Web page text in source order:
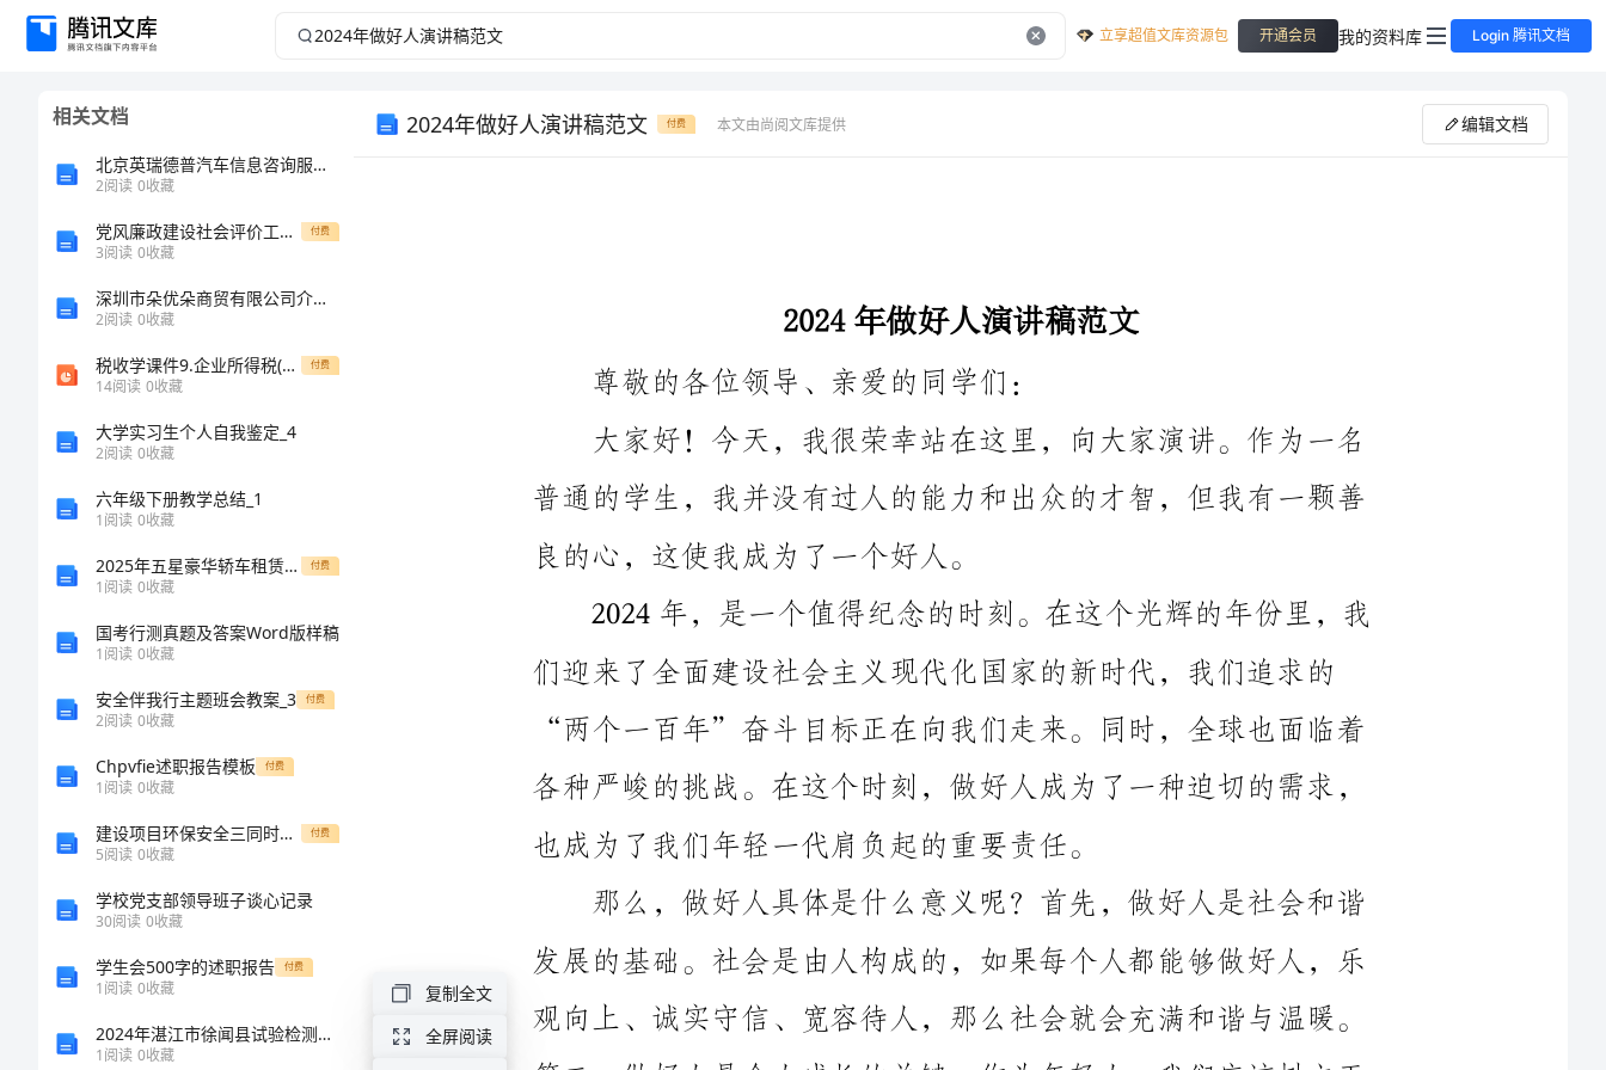
2024
2024
立享超值文库资源包 开通会员 我的资料库 Login 腾讯文档
相关文档
北京英瑞德普汽车信息咨询服务有限公司介绍企业发展分析报告
2阅读 0收藏
党风廉政建设社会评价工作汇报 付费
3阅读 0收藏
深圳市朵优朵商贸有限公司介绍企业发展分析报告
2阅读 0收藏
税收学课件9.企业所得税(新) 付费
14阅读 0收藏
大学实习生个人自我鉴定_4
2阅读 0收藏
六年级下册教学总结_1
1阅读 0收藏
2025年五星豪华轿车租赁配司机合同样本 付费
1阅读 0收藏
国考行测真题及答案Word版样稿
1阅读 0收藏
安全伴我行主题班会教案_3 付费
2阅读 0收藏
Chpvfie述职报告模板 付费
1阅读 0收藏
建设项目环保安全三同时执行情况汇报材料文书 付费
5阅读 0收藏
学校党支部领导班子谈心记录
30阅读 0收藏
学生会500字的述职报告 付费
1阅读 0收藏
2024年湛江市徐闻县试验检测师之交通工程考试题库及答案【新】
1阅读 0收藏
2024年做好人演讲稿范文 付费 本文由尚阅文库提供 编辑文档
将有助于我们自己的成长和进步。第三，做好人是实现自我价值
的方式之一。人的一生，真正有意义的不是积累财富和权力，而
尊敬的各位领导、亲爱的同学们：
良的心，这使我成为了一个好人。
2024年，是一个值得纪念的时刻。在这个光辉的年份里，我
各种严峻的挑战。在这个时刻，做好人成为了一种迫切的需求，
也成为了我们年轻一代肩负起的重要责任。
发展的基础。社会是由人构成的，如果每个人都能够做好人，乐
第二，做好人是个人成长的关键。作为年轻人，我们应该树立正
确的人生观和价值观，养成真诚待人、助人为乐的良好品质，这
复制全文
全屏阅读